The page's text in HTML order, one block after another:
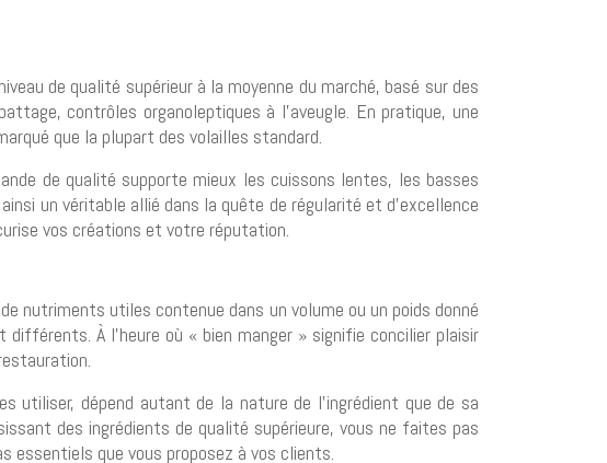
de qualité supérieur à la moyenne du marché, basé sur des
contrôles organoleptiques à l’aveugle. En pratique, une
que la plupart des volailles standard.
de qualité supporte mieux les cuissons lentes, les basses
un véritable allié dans la quête de régularité et d’excellence
vos créations et votre réputation.
nutriments utiles contenue dans un volume ou un poids donné
À l’heure où « bien manger » signifie concilier plaisir
utiliser, dépend autant de la nature de l’ingrédient que de sa
des ingrédients de qualité supérieure, vous ne faites pas
essentiels que vous proposez à vos clients.